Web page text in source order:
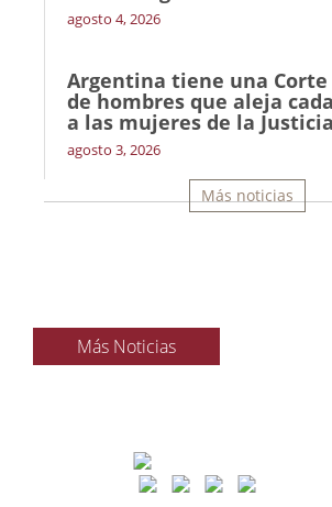
agosto 4, 2026
Argentina tiene una Corte
de hombres que aleja
a las mujeres de la Justicia
agosto 3, 2026
Más noticias
Más Noticias